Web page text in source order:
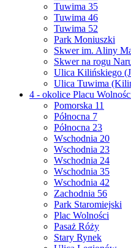
Tuwima 35
Tuwima 46
Tuwima 52
Park Moniuszki
Skwer im. Aliny
Skwer na rogu
Ulica Kilińskiego
Ulica Tuwima
4 - okolice Placu
Pomorska 11
Północna 7
Północna 23
Wschodnia 20
Wschodnia 23
Wschodnia 24
Wschodnia 35
Wschodnia 42
Zachodnia 56
Park Staromiejski
Plac Wolności
Pasaż Róży
Stary Rynek